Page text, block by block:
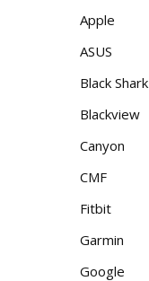
Apple
ASUS
Black Shark
Blackview
Canyon
CMF
Fitbit
Garmin
Google